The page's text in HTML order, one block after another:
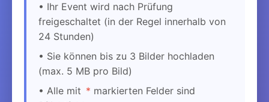
• Ihr Event wird nach Prüfung
freigeschaltet (in der Regel innerhalb von
24 Stunden)
• Sie können bis zu 3 Bilder hochladen
(max. 5 MB pro Bild)
• Alle mit * markierten Felder sind